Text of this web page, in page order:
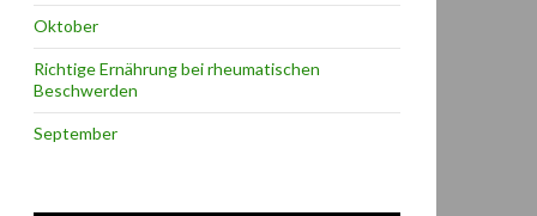
Oktober
Richtige Ernährung bei rheumatischen
Beschwerden
September